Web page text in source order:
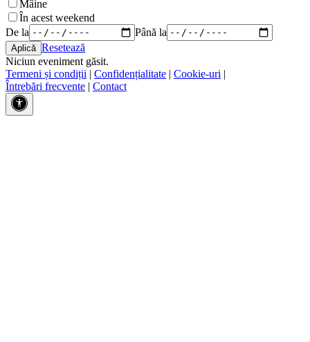
Mâine
În acest weekend
De la
Până la
Resetează
Niciun eveniment găsit.
Termeni și condiții | Confidențialitate | Cookie-uri |
Întrebări frecvente | Contact